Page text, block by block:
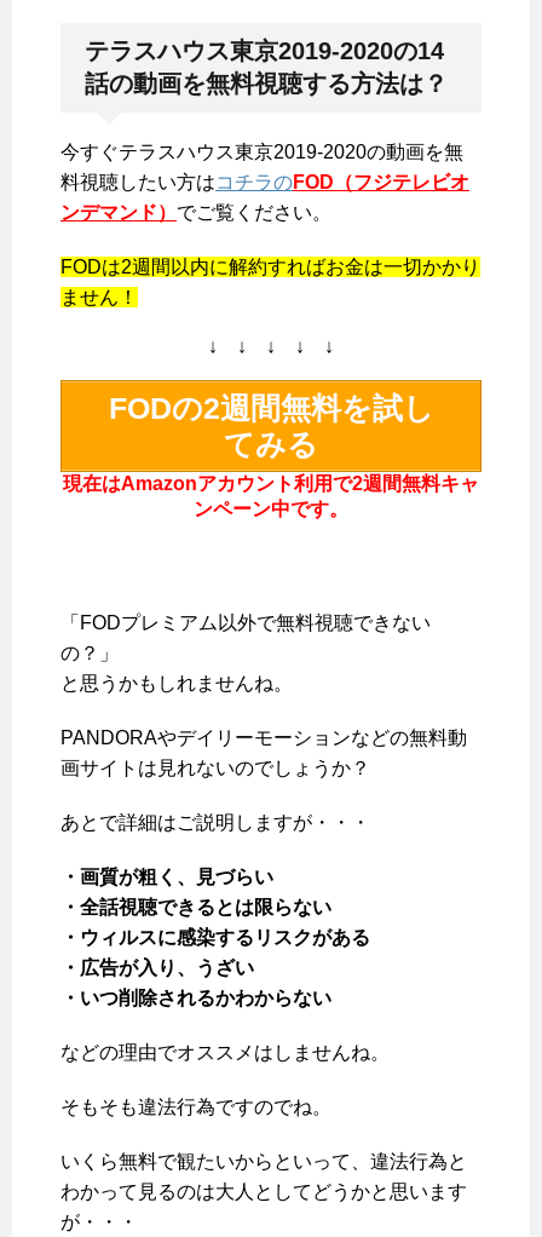
テラスハウス東京2019-2020の14
話の動画を無料視聴する方法は？
今すぐテラスハウス東京2019-2020の動画を無
料視聴したい方はコチラのFOD（フジテレビオ
ンデマンド） でご覧ください。
FODは2週間以内に解約すればお金は一切かかり
ません！
↓ ↓ ↓ ↓ ↓
FODの2週間無料を試し
てみる
現在はAmazonアカウント利用で2週間無料キャ
ンペーン中です。
「FODプレミアム以外で無料視聴できない
の？」
と思うかもしれませんね。
PANDORAやデイリーモーションなどの無料動
画サイトは見れないのでしょうか？
あとで詳細はご説明しますが・・・
・画質が粗く、見づらい
・全話視聴できるとは限らない
・ウィルスに感染するリスクがある
・広告が入り、うざい
・いつ削除されるかわからない
などの理由でオススメはしませんね。
そもそも違法行為ですのでね。
いくら無料で観たいからといって、違法行為と
わかって見るのは大人としてどうかと思います
が・・・